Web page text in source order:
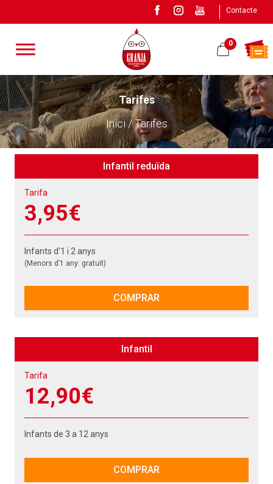
Contacte
0
Tarifes
Inici / Tarifes
Infantil reduïda
Tarifa
3,95€
Infants d’1 i 2 anys
(Menors d’1 any: gratuït)
COMPRAR
Infantil
Tarifa
12,90€
Infants de 3 a 12 anys
COMPRAR